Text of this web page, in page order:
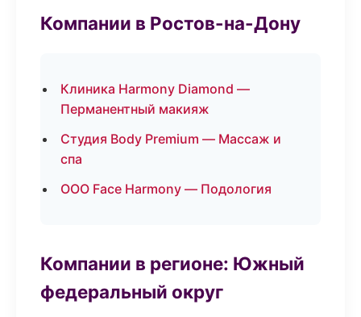
Компании в Ростов-на-Дону
Клиника Harmony Diamond —
Перманентный макияж
Студия Body Premium — Массаж и
спа
ООО Face Harmony — Подология
Компании в регионе: Южный
федеральный округ